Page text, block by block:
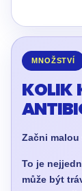
MNOŽSTVÍ
KOLIK
Začni
To je
může být